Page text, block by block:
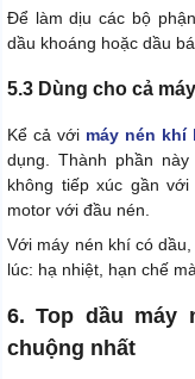
Để làm dịu các bộ
dầu khoáng hoặc dầu
5.3 Dùng cho cả
Kể cả với máy nén khí
dụng. Thành phần
không tiếp xúc gần
motor với đầu nén.
Với máy nén khí có
lúc: hạ nhiệt, hạn chế
6. Top dầu máy
chuộng nhất